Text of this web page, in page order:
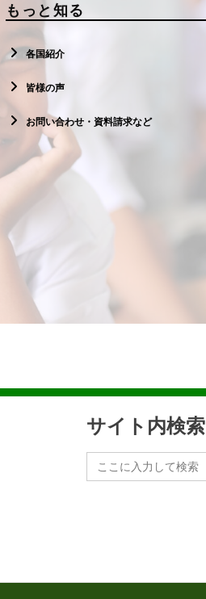
もっと知る
各国紹介
皆様の声
お問い合わせ・資料請求など
サイト内検索
Search
for: